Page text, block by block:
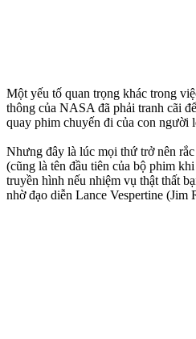
Một yếu tố quan trọng khác trong
thông của NASA đã phải tranh cãi
quay phim chuyến đi của con người
Nhưng đây là lúc mọi thứ trở nên
(cũng là tên đầu tiên của bộ phim
truyền hình nếu nhiệm vụ thật thất
nhờ đạo diễn Lance Vespertine